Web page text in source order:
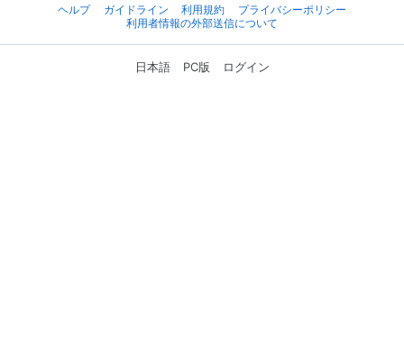
ヘルプ
ガイドライン 利用規約
プライバシーポリシー
利用者情報の外部送信について
日本語 PC版 ログイン